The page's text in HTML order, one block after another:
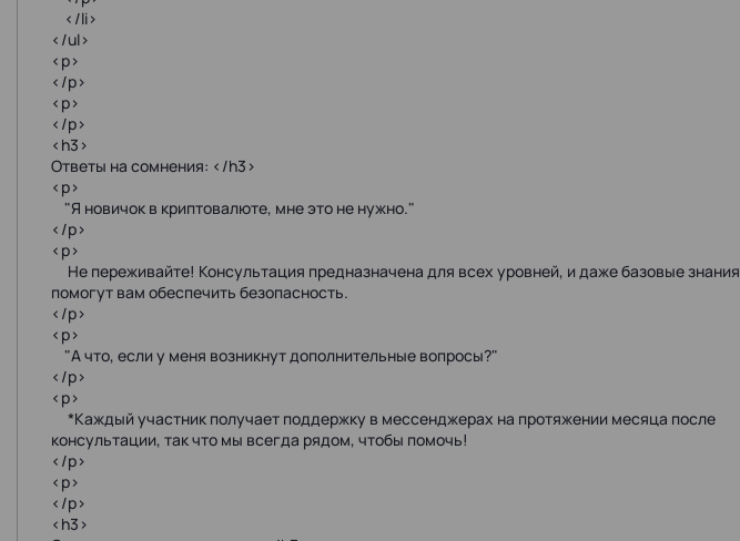
</li>
</ul>
<p>
</p>
<p>
</p>
<h3>
Ответы на сомнения: </h3>
<p>
"Я новичок в криптовалюте, мне это не нужно."
</p>
<p>
Не переживайте! Консультация предназначена для всех уровней, и даже базовые знания
помогут вам обеспечить безопасность.
</p>
<p>
"А что, если у меня возникнут дополнительные вопросы?"
</p>
<p>
*Каждый участник получает поддержку в мессенджерах на протяжении месяца после
консультации, так что мы всегда рядом, чтобы помочь!
</p>
<p>
</p>
<h3>